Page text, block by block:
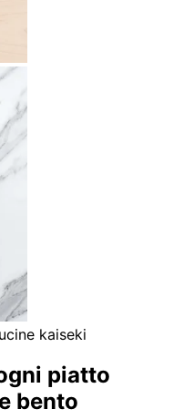
kaiseki
piatto
bento